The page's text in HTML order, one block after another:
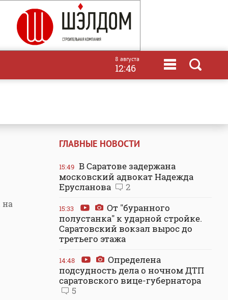
8 августа
12:46
на
ГЛАВНЫЕ НОВОСТИ
15:49 В Саратове задержана
московский адвокат Надежда
Ерусланова
2
15:33
От "буранного
полустанка" к ударной стройке.
Саратовский вокзал вырос до
третьего этажа
14:48
Определена
подсудность дела о ночном ДТП
саратовского вице-губернатора
5